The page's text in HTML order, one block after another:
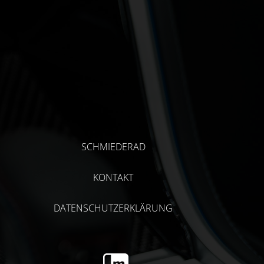
SCHMIEDERAD
KONTAKT
DATENSCHUTZERKLÄRUNG